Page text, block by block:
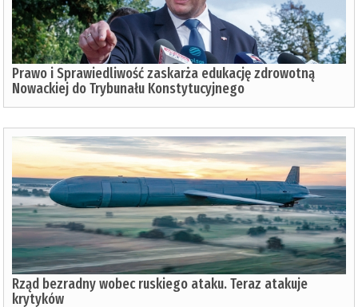
Prawo i Sprawiedliwość zaskarża edukację zdrowotną
Nowackiej do Trybunału Konstytucyjnego
Rząd bezradny wobec ruskiego ataku. Teraz atakuje
krytyków